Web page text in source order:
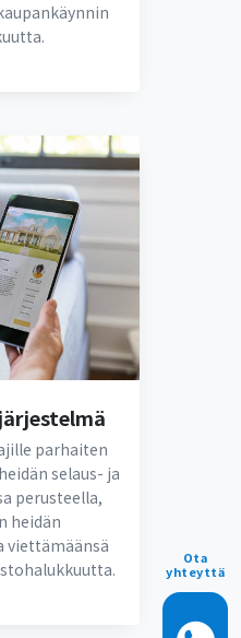
parhaiten
selaus- ja
perusteella,
heidän
viettämäänsä
Ota
yhteyttä